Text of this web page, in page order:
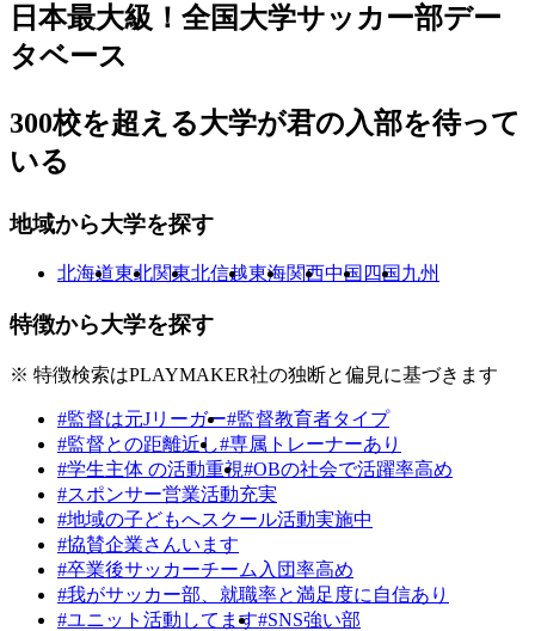
日本最大級！ 全国大学サッカー部デー
タベース
300校を超える大学が君の入部を待って
いる
地域から大学を探す
北海道東北関東北信越東海関西中国 四国九州
特徴から大学を探す
※ 特徴検索はPLAYMAKER社の独断と偏見に基づきます
#監督は元Jリーガー#監督教育者タイプ
#監督との距離近し#専属トレーナーあり
#学生主体 の活動重視#OBの社会で活躍率高め
#スポンサー営業活動充実
#地域の子どもへスクール活動実施中
#協賛企業さんいます
#卒業後サッカーチーム入団率高め
#我がサッカー部、就職率と満足度に自信あり
#ユニット活動してます#SNS強い部